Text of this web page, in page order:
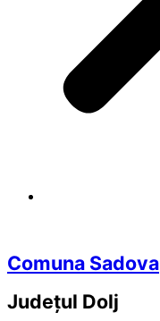
Comuna Sadova
Județul Dolj